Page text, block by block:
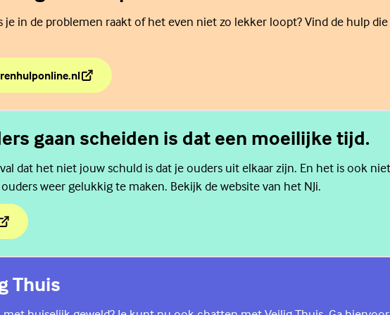
je in de problemen raakt of het even niet zo lekker loopt? Vind de hulp die
weg naar hulp?
gaan scheiden is dat een moeilijke tijd.
dat het niet jouw schuld is dat je ouders uit elkaar zijn. En het is ook niet
weer gelukkig te maken. Bekijk de website van het NJi.
gaan scheiden is dat een moeilijke tijd.
Thuis